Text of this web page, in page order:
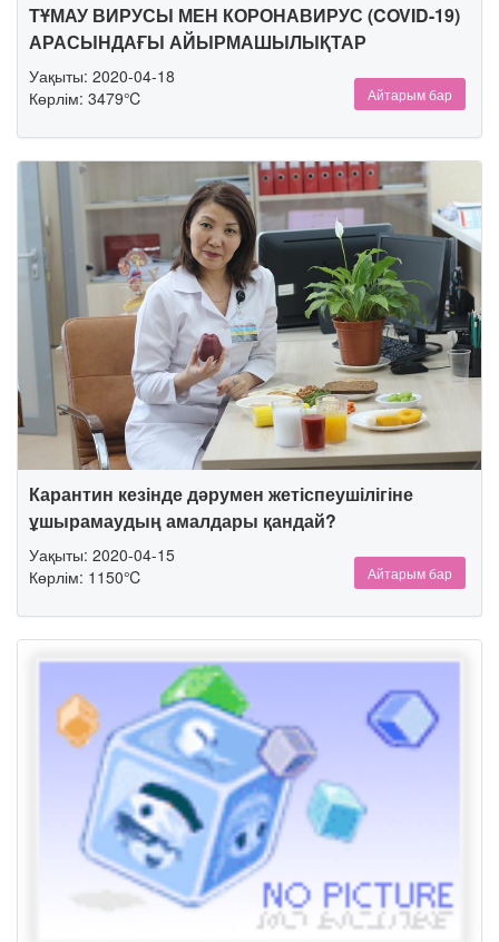
ТҰМАУ ВИРУСЫ МЕН КОРОНАВИРУС (COVID-19)
АРАСЫНДАҒЫ АЙЫРМАШЫЛЫҚТАР
Уақыты: 2020-04-18
Көрлім: 3479℃
Айтарым бар
Карантин кезінде дәрумен жетіспеушілігіне
ұшырамаудың амалдары қандай?
Уақыты: 2020-04-15
Көрлім: 1150℃
Айтарым бар